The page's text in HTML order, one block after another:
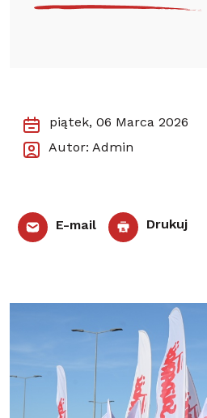
piątek, 06 Marca 2026
Autor: Admin
E-mail Drukuj